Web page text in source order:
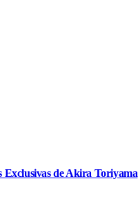
Exclusivas de Akira Toriyama